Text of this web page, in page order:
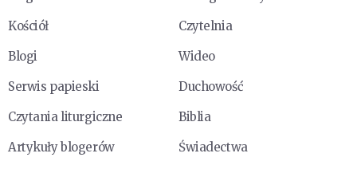
Kościół
Czytelnia
Blogi
Wideo
Serwis papieski
Duchowość
Czytania liturgiczne
Biblia
Artykuły blogerów
Świadectwa